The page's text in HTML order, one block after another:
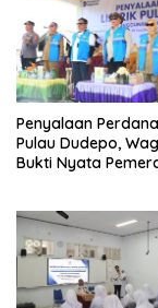
Penyalaan
Pulau Dudepo,
Bukti Nyata